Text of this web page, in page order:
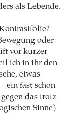
als Lebende.
oder
vor kurzer
ich in ihr den
etwas
ein fast schon
das trotz
Sinne)